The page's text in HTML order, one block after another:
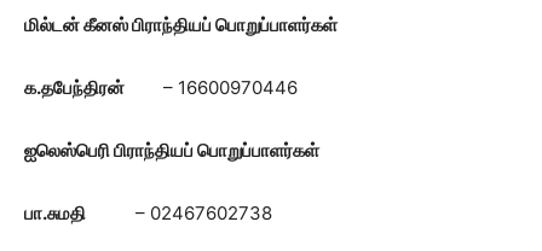
மில்டன் கீனஸ் பிராந்தியப் பொறுப்பாளர்கள்
க.தபேந்திரன் – 16600970446
ஐலெஸ்பெரி பிராந்தியப் பொறுப்பாளர்கள்
பா.சுமதி – 02467602738